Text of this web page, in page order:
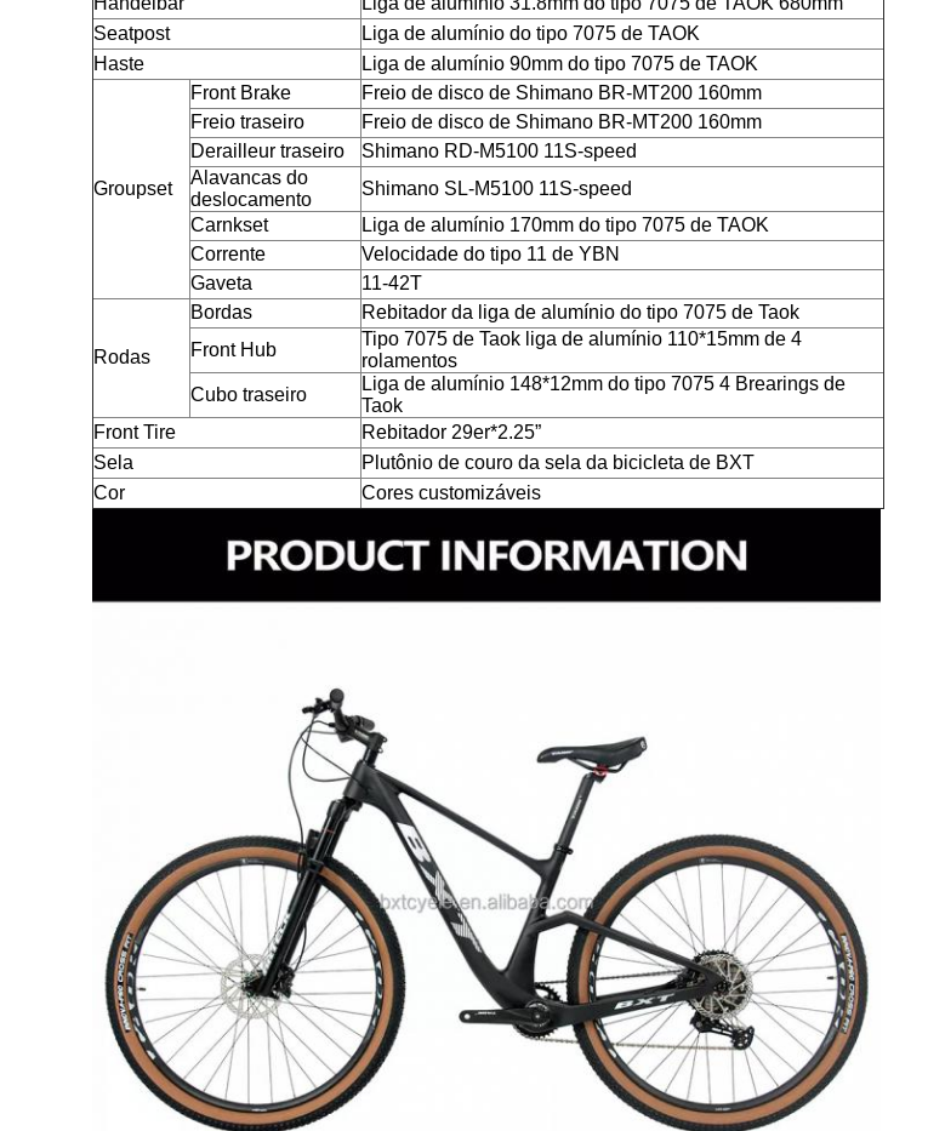
Seatpost
Liga de alumínio do tipo 7075 de TAOK
Haste
Liga de alumínio 90mm do tipo 7075 de TAOK
Groupset
Front Brake
Freio de disco de Shimano BR-MT200 160mm
Freio traseiro
Freio de disco de Shimano BR-MT200 160mm
Derailleur traseiro
Shimano RD-M5100 11S-speed
Alavancas do
deslocamento
Shimano SL-M5100 11S-speed
Carnkset
Liga de alumínio 170mm do tipo 7075 de TAOK
Corrente
Velocidade do tipo 11 de YBN
Gaveta
11-42T
Rodas
Bordas
Rebitador da liga de alumínio do tipo 7075 de Taok
Front Hub
Tipo 7075 de Taok liga de alumínio 110*15mm de 4
rolamentos
Cubo traseiro
Liga de alumínio 148*12mm do tipo 7075 4 Brearings de
Taok
Front Tire
Rebitador 29er*2.25”
Sela
Plutônio de couro da sela da bicicleta de BXT
Cor
Cores customizáveis